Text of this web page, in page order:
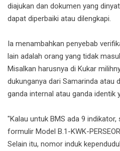
diajukan dan dokumen yang
dapat diperbaiki atau dilengkapi.
Ia menambahkan penyebab
lain adalah orang yang tidak
Misalkan harusnya di Kukar
dukunganya dari Samarinda atau
ganda internal atau ganda identik
"Kalau untuk BMS ada 9
formulir Model B.1-KWK-
Selain itu, nomor induk